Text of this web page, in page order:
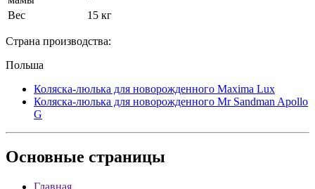
Вес
15 кг
Страна производства:
Польша
Коляска-люлька для новорожденного Maxima Lux
Коляска-люлька для новорожденного Mr Sandman Apollo
G
Основные страницы
Главная